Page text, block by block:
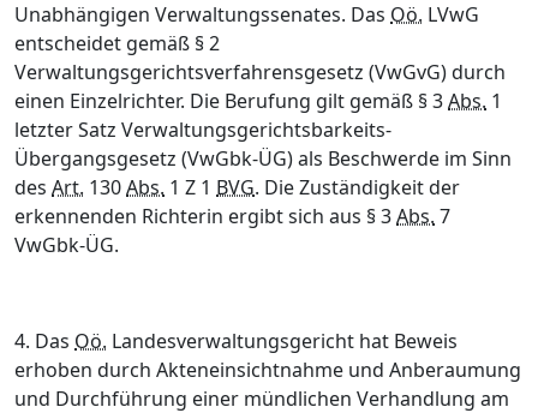
Unabhängigen Verwaltungssenates. Das Oö. LVwG
entscheidet gemäß § 2
Verwaltungsgerichtsverfahrensgesetz (VwGvG) durch
einen Einzelrichter. Die Berufung gilt gemäß § 3Abs. 1
letzter Satz Verwaltungsgerichtsbarkeits-
Übergangsgesetz (VwGbk-ÜG) als Beschwerde im Sinn
des Art. 130Abs. 1 Z 1 BVG. Die Zuständigkeit der
erkennenden Richterin ergibt sich aus § 3Abs. 7
VwGbk-ÜG.
4. Das Oö. Landesverwaltungsgericht hat Beweis
erhoben durch Akteneinsichtnahme und Anberaumung
und Durchführung einer mündlichen Verhandlung am